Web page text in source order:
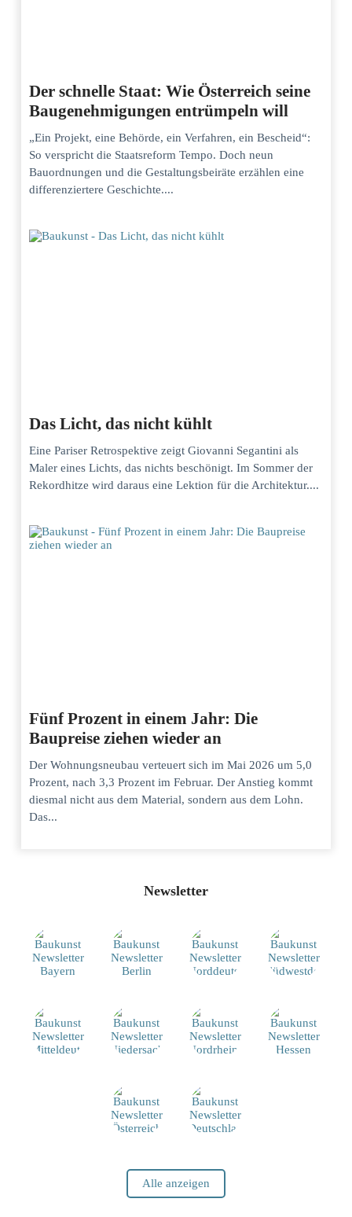
Der schnelle Staat: Wie Österreich seine
Baugenehmigungen entrümpeln will
„Ein Projekt, eine Behörde, ein Verfahren, ein Bescheid“:
So verspricht die Staatsreform Tempo. Doch neun
Bauordnungen und die Gestaltungsbeiräte erzählen eine
differenziertere Geschichte....
Das Licht, das nicht kühlt
Eine Pariser Retrospektive zeigt Giovanni Segantini als
Maler eines Lichts, das nichts beschönigt. Im Sommer der
Rekordhitze wird daraus eine Lektion für die Architektur....
Fünf Prozent in einem Jahr: Die
Baupreise ziehen wieder an
Der Wohnungsneubau verteuert sich im Mai 2026 um 5,0
Prozent, nach 3,3 Prozent im Februar. Der Anstieg kommt
diesmal nicht aus dem Material, sondern aus dem Lohn.
Das...
Newsletter
Alle anzeigen